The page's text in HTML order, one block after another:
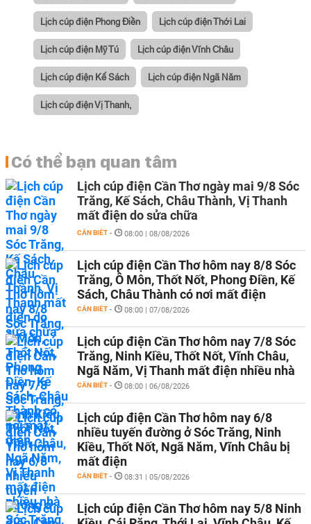
Lịch cúp điện Phong Điền Lịch cúp điện Thới Lai
Lịch cúp điện Mỹ Tú Lịch cúp điện Vĩnh Châu
Lịch cúp điện Kế Sách Lịch cúp điện Ngã Năm
Lịch cúp điện Vị Thanh,
Có thể bạn quan tâm
Lịch cúp điện Cần Thơ ngày mai 9/8 Sóc
Trăng, Kế Sách, Châu Thành, Vị Thanh
mất điện do sửa chữa
CẦN BIẾT - 08:00 | 08/08/2026
Lịch cúp điện Cần Thơ hôm nay 8/8 Sóc
Trăng, Ô Môn, Thốt Nốt, Phong Điền, Kế
Sách, Châu Thành có nơi mất điện
CẦN BIẾT - 08:00 | 07/08/2026
Lịch cúp điện Cần Thơ hôm nay 7/8 Sóc
Trăng, Ninh Kiều, Thốt Nốt, Vĩnh Châu,
Ngã Năm, Vị Thanh mất điện nhiều nhà
CẦN BIẾT - 08:00 | 06/08/2026
Lịch cúp điện Cần Thơ hôm nay 6/8
nhiều tuyến đường ở Sóc Trăng, Ninh
Kiều, Thốt Nốt, Ngã Năm, Vĩnh Châu bị
mất điện
CẦN BIẾT - 08:31 | 05/08/2026
Lịch cúp điện Cần Thơ hôm nay 5/8 Ninh